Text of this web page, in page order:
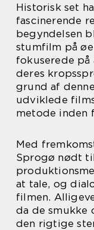
Historisk set
fascinerende
begyndelsen
stumfilm på
fokuserede
deres
grund af
udviklede
metode inden
Med
Sprogø nødt
at tale, og
filmen.
da de smukke
den rigtige